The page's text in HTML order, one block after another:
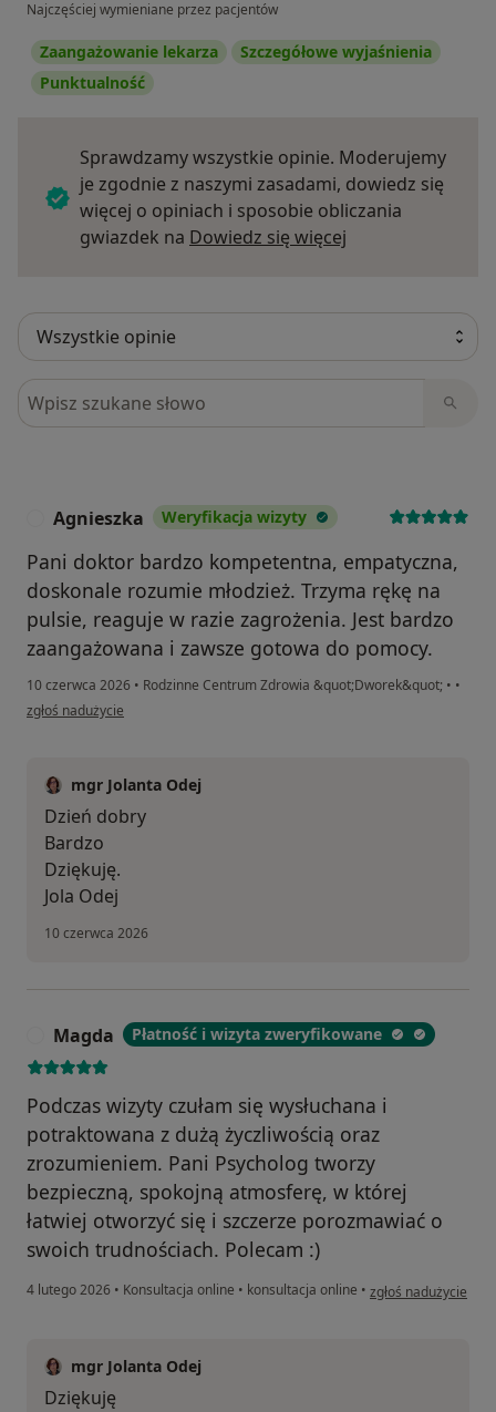
Najczęściej wymieniane przez pacjentów
Zaangażowanie lekarza
Szczegółowe wyjaśnienia
Punktualność
Sprawdzamy wszystkie opinie. Moderujemy
je zgodnie z naszymi zasadami, dowiedz się
więcej o opiniach i sposobie obliczania
gwiazdek na Dowiedz się więcej
Szukaj w opiniach
Agnieszka Weryfikacja wizyty
Pani doktor bardzo kompetentna, empatyczna,
doskonale rozumie młodzież. Trzyma rękę na
pulsie, reaguje w razie zagrożenia. Jest bardzo
zaangażowana i zawsze gotowa do pomocy.
10 czerwca 2026 • Rodzinne Centrum Zdrowia &quot;Dworek&quot; • •
w opinii użytkownika Agnieszka
zgłoś nadużycie
mgr Jolanta Odej
Dzień dobry
Bardzo
Dziękuję.
Jola Odej
10 czerwca 2026
Magda Płatność i wizyta zweryfikowane
Podczas wizyty czułam się wysłuchana i
potraktowana z dużą życzliwością oraz
zrozumieniem. Pani Psycholog tworzy
bezpieczną, spokojną atmosferę, w której
łatwiej otworzyć się i szczerze porozmawiać o
swoich trudnościach. Polecam :)
4 lutego 2026 • Konsultacja online • konsultacja online • w opinii
zgłoś nadużycie
mgr Jolanta Odej
Dziękuję